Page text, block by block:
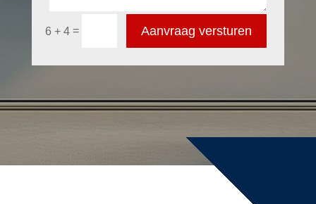
6 + 4= Aanvraag versturen